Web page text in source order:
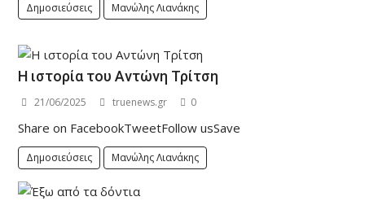
Δημοσιεύσεις Μανώλης Λιανάκης
Η ιστορία του Αντώνη Τρίτση
21/06/2025 truenews.gr 0
Share on FacebookTweetFollow usSave
Δημοσιεύσεις Μανώλης Λιανάκης